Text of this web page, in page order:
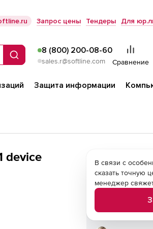
Запрос цены Тендеры Для
Поиск
8 (800) 200-08-60
sales.r@softline.com Сравнение
Защита информации
device
В связи с
сказать точную
менеджер